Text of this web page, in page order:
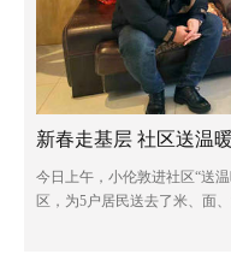
新春走基层 社区送温暖
今日上午，小伦敦进社区“送
区，为5户居民送去了米、面